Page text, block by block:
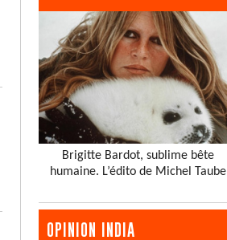
Brigitte Bardot, sublime bête
humaine. L’édito de Michel Taube
OPINION INDIA